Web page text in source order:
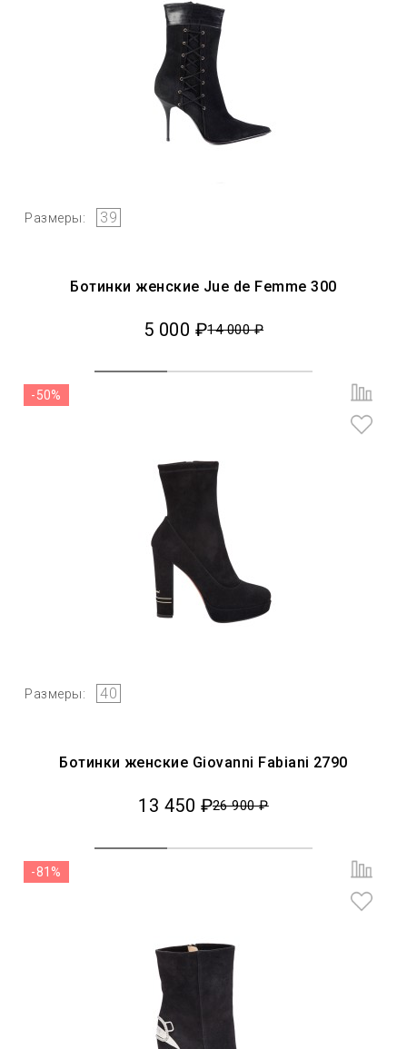
Размеры: 39
Ботинки женские Jue de Femme 300
5 000 ₽14 000 ₽
Размеры: 40
-50%
Ботинки женские Giovanni Fabiani 2790
13 450 ₽26 900 ₽
-81%